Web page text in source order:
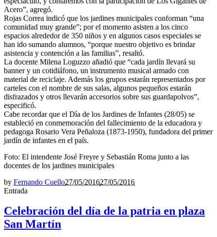
Acero”, agregó.
Rojas Correa indicó que los jardines municipales conforman “una
comunidad muy grande”; por el momento asisten a los cinco
espacios alrededor de 350 niños y en algunos casos especiales se
han ido sumando alumnos, “porque nuestro objetivo es brindar
asistencia y contención a las familias”, resaltó.
La docente Milena Loguzzo añadió que “cada jardín llevará su
banner y un cotidiáfono, un instrumento musical armado con
material de reciclaje. Además los grupos estarán representados por
carteles con el nombre de sus salas, algunos pequeños estarán
disfrazados y otros llevarán accesorios sobre sus guardapolvos”,
especificó.
Cabe recordar que el Día de los Jardines de Infantes (28/05) se
estableció en conmemoración del fallecimiento de la educadora y
pedagoga Rosario Vera Peñaloza (1873-1950), fundadora del primer
jardín de infantes en el país.
Foto: El intendente José Freyre y Sebastián Roma junto a las
docentes de los jardines municipales
by Fernando Cuello27/05/201627/05/2016
Entrada
Celebración del día de la patria en plaza
San Martín